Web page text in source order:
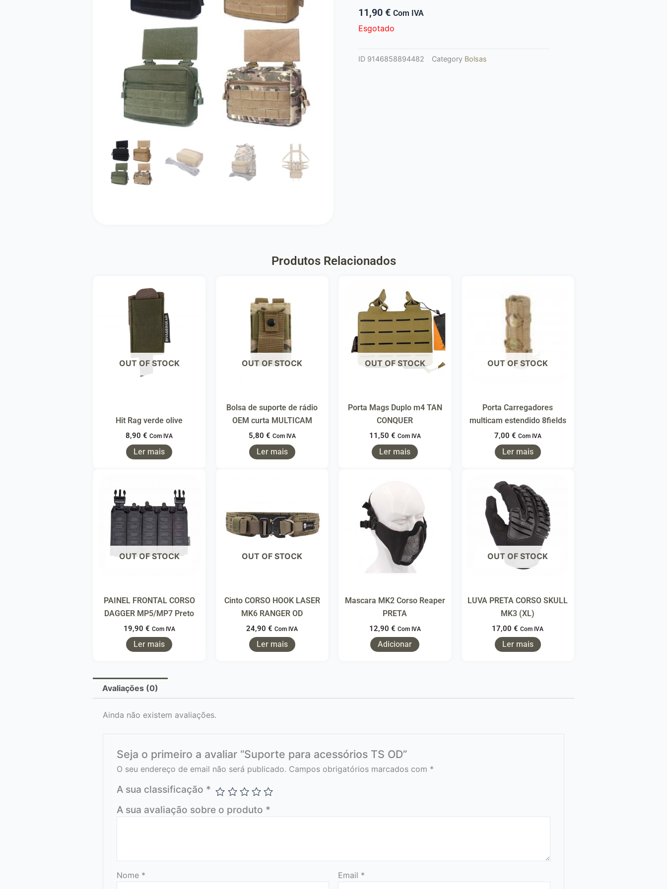
11,90 € Com IVA
Esgotado
ID 9146858894482 Category Bolsas
Produtos Relacionados
OUT OF STOCK
Hit Rag verde olive
8,90€ Com IVA
Ler mais
OUT OF STOCK
Bolsa de suporte de rádio
OEM curta MULTICAM
5,80 € Com IVA
Ler mais
OUT OF STOCK
Porta Mags Duplo m4 TAN
CONQUER
11,50 € Com IVA
Ler mais
OUT OF STOCK
Porta Carregadores
multicam estendido 8fields
7,00 € Com IVA
Ler mais
OUT OF STOCK
PAINEL FRONTAL CORSO
DAGGER MP5/MP7 Preto
19,90 € Com IVA
Ler mais
OUT OF STOCK
Cinto CORSO HOOK LASER
MK6 RANGER OD
24,90€ Com IVA
Ler mais
Mascara MK2 Corso Reaper
PRETA
12,90 € Com IVA
Adicionar
OUT OF STOCK
LUVA PRETA CORSO SKULL
MK3 (XL)
17,00€ Com IVA
Ler mais
Avaliações (0)
Ainda não existem avaliações.
Seja o primeiro a avaliar “Suporte para acessórios TS OD”
O seu endereço de email não será publicado. Campos obrigatórios marcados com *
A sua classificação *
A sua avaliação sobre o produto *
Nome * Email *